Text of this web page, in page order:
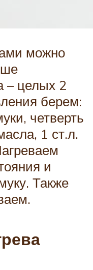
можно
– целых 2
берем:
четверть
1 ст.л.
и
Также